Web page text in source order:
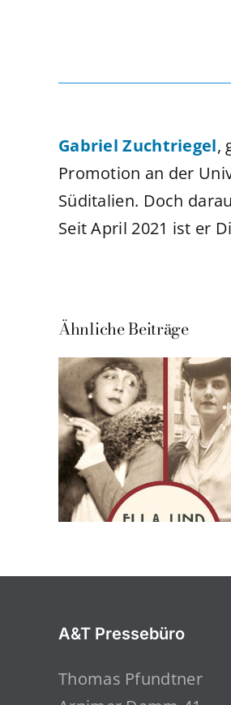
Gabriel Zuchtriegel,
Promotion an der
Süditalien. Doch
Seit April 2021 ist er
Ähnliche Beiträge
A&T Pressebüro
Thomas Pfundtner